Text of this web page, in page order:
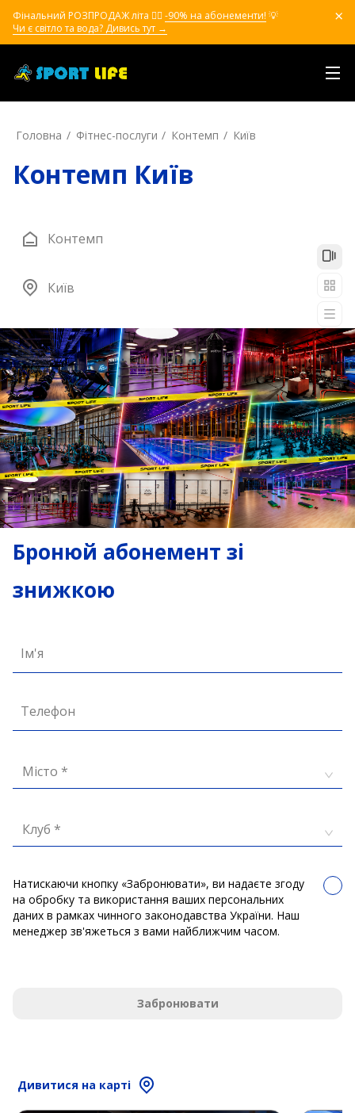
Фінальний РОЗПРОДАЖ літа ❤️‍🔥 -90% на абонементи! 💡
Чи є світло та вода? Дивись тут →
Головна Фітнес-послуги Контемп Київ
Контемп Київ
Контемп
Київ
Бронюй абонемент зі
знижкою
Ім'я
Телефон
Місто *
Клуб *
Натискаючи кнопку «Забронювати», ви надаєте згоду
на обробку та використання ваших персональних
даних в рамках чинного законодавства України. Наш
менеджер зв'яжеться з вами найближчим часом.
Забронювати
Дивитися на карті